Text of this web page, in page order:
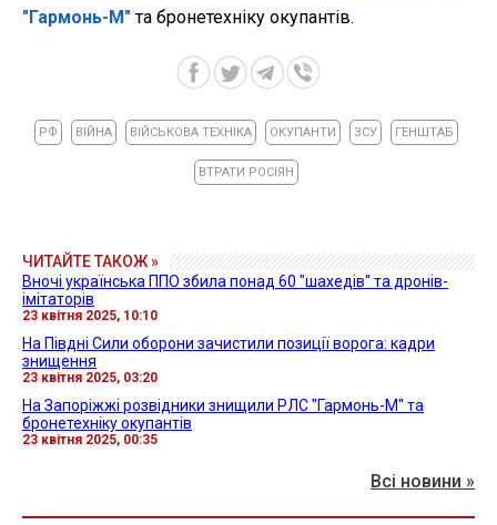
"Гармонь-М" та бронетехніку окупантів.
РФ ВІЙНА ВІЙСЬКОВА ТЕХНІКА ОКУПАНТИ ЗСУ ГЕНШТАБ
ВТРАТИ РОСІЯН
ЧИТАЙТЕ ТАКОЖ »
Вночі українська ППО збила понад 60 "шахедів" та дронів-
імітаторів
23 квітня 2025, 10:10
На Півдні Сили оборони зачистили позиції ворога: кадри
знищення
23 квітня 2025, 03:20
На Запоріжжі розвідники знищили РЛС "Гармонь-М" та
бронетехніку окупантів
23 квітня 2025, 00:35
Всі новини »